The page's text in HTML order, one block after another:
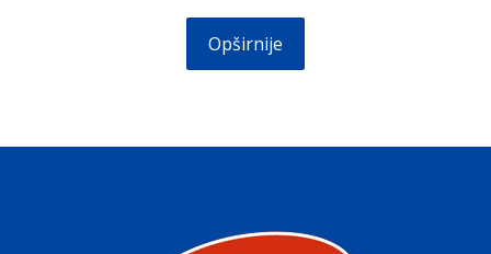
Opširnije